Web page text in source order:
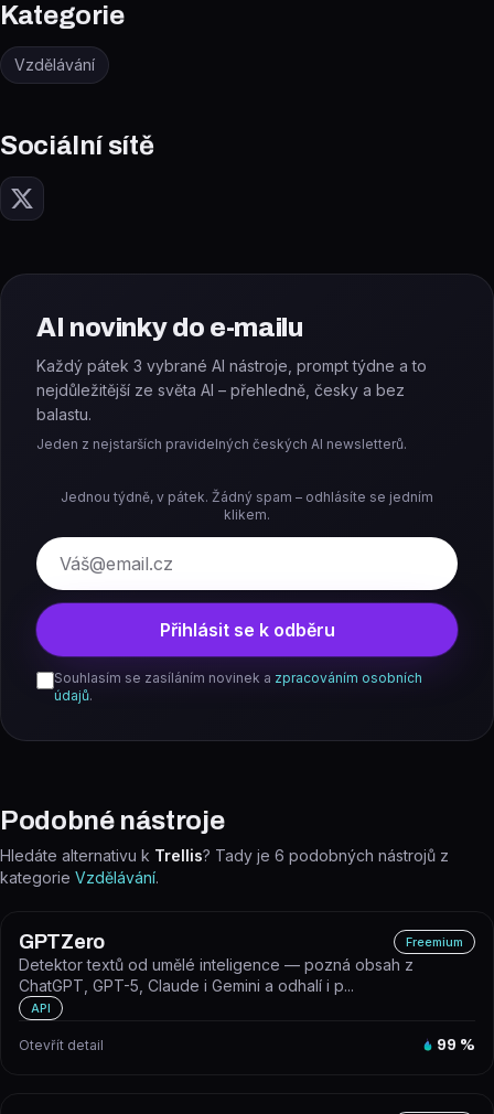
Kategorie
Vzdělávání
Sociální sítě
AI novinky do e-mailu
Každý pátek 3 vybrané AI nástroje, prompt týdne a to
nejdůležitější ze světa AI – přehledně, česky a bez
balastu.
Jeden z nejstarších pravidelných českých AI newsletterů.
Jednou týdně, v pátek. Žádný spam – odhlásíte se jedním
klikem.
E-mail
Přihlásit se k odběru
Souhlasím se zasíláním novinek a zpracováním osobních
údajů.
Podobné nástroje
Hledáte alternativu k Trellis? Tady je 6 podobných nástrojů z
kategorie Vzdělávání.
GPTZero Freemium
Detektor textů od umělé inteligence — pozná obsah z
ChatGPT, GPT-5, Claude i Gemini a odhalí i p...
API
Otevřít detail 99 %